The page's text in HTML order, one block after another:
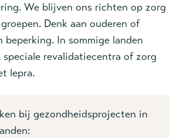
We blijven ons richten op zorg
Denk aan ouderen of
beperking. In sommige landen
speciale revalidatiecentra of zorg
lepra.
bij gezondheidsprojecten in